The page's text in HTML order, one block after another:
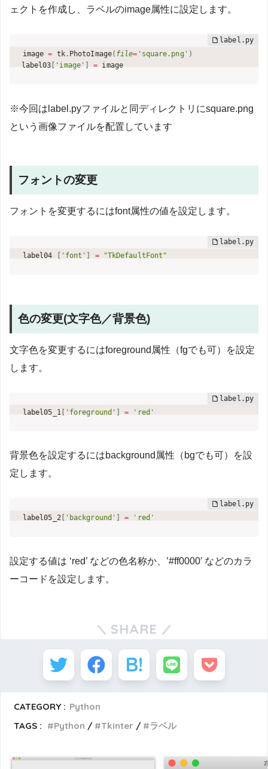
ェクトを作成し、ラベルのimage属性に設定します。
image = tk. PhotoImage( file= 'square.png' )
label03
'image' = image
※今回はlabel.pyファイルと同ディレクトリにsquare.png
という画像ファイルを配置しています
フォントの変更
フォントを変更するにはfont属性の値を設定します。
label04 [ 'font' ] = "TkDefaultFont"
色の変更(文字色／背景色)
文字色を変更するにはforeground属性（fgでも可）を設定
します。
label05_1 [ 'foreground' ] = 'red'
背景色を設定するにはbackground属性（bgでも可）を設
定します。
label05_2[ 'background' = 'red'
設定する値は ‘red’ などの色名称か、’#ff0000′ などのカラ
ーコードを設定します。
SHARE
CATEGORY : Python
TAGS :
Python Tkinter ラベル